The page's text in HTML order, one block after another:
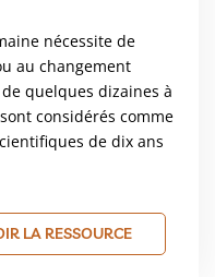
nécessite de
au changement
quelques dizaines à
considérés comme
de dix ans
LA RESSOURCE